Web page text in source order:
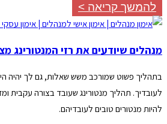
להמשך קריאה >
מנהלים שיודעים את רזי המנטורינג
בתהליך פשוט שמורכב משש שאלות, גם לך יהיה
לעובדיך. תהליך מנטורינג שעובד בצורה עקבית
להיות מנטורים טובים לעובדיהם.